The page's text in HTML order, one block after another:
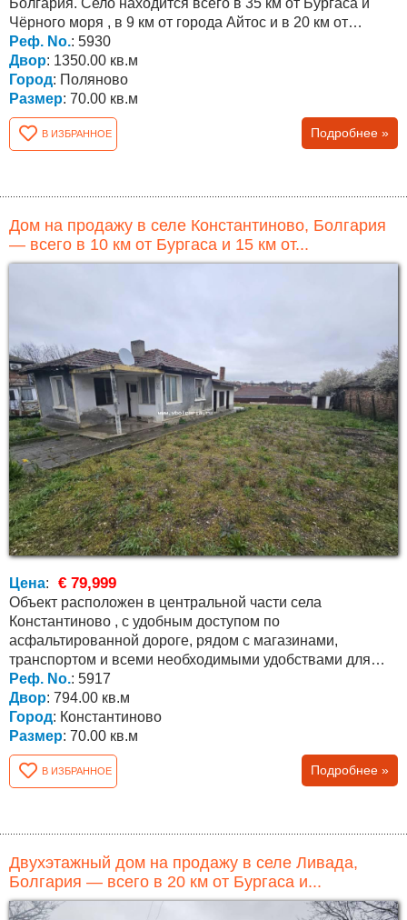
Болгария. Село находится всего в 35 км от Бургаса и
Чёрного моря , в 9 км от города Айтос и в 20 км от
города...
Реф. No.: 5930
Двор: 1350.00 кв.м
Город: Поляново
Размер: 70.00 кв.м
В ИЗБРАННОЕ Подробнее »
Дом на продажу в селе Константиново, Болгария
— всего в 10 км от Бургаса и 15 км от...
Цена: € 79,999
Объект расположен в центральной части села
Константиново , с удобным доступом по
асфальтированной дороге, рядом с магазинами,
транспортом и всеми необходимыми удобствами для
постоянного проживания....
Реф. No.: 5917
Двор: 794.00 кв.м
Город: Константиново
Размер: 70.00 кв.м
В ИЗБРАННОЕ Подробнее »
Двухэтажный дом на продажу в селе Ливада,
Болгария — всего в 20 км от Бургаса и...